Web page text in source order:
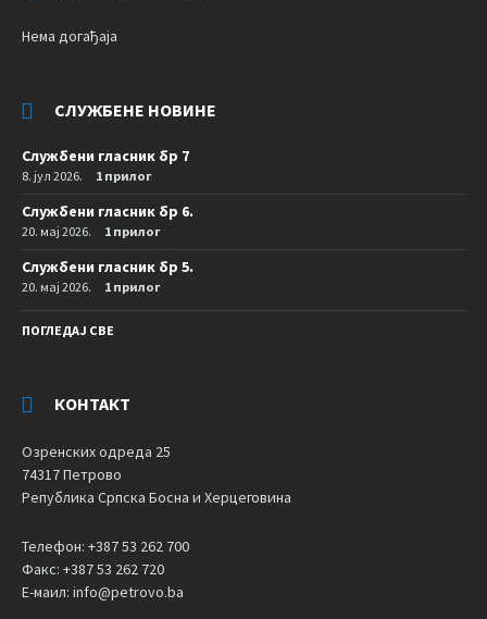
Нема догађаја
СЛУЖБЕНЕ НОВИНЕ
Службени гласник бр 7
8. јул 2026. 1 прилог
Службени гласник бр 6.
20. мај 2026. 1 прилог
Службени гласник бр 5.
20. мај 2026. 1 прилог
ПОГЛЕДАЈ СВЕ
КОНТАКТ
Озренских одреда 25
74317 Петрово
Република Српска Босна и Херцеговина
Телефон: +387 53 262 700
Факс: +387 53 262 720
Е-маил: info@petrovo.ba